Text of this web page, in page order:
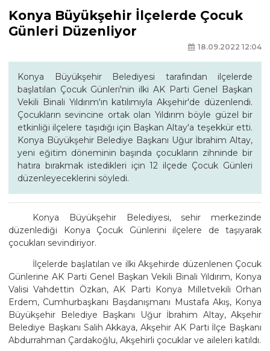
Konya Büyükşehir İlçelerde Çocuk
Günleri Düzenliyor
18.09.2022 12:04
Konya Büyükşehir Belediyesi tarafından ilçelerde
başlatılan Çocuk Günleri'nin ilki AK Parti Genel Başkan
Vekili Binali Yıldırım'ın katılımıyla Akşehir'de düzenlendi.
Çocukların sevincine ortak olan Yıldırım böyle güzel bir
etkinliği ilçelere taşıdığı için Başkan Altay'a teşekkür etti.
Konya Büyükşehir Belediye Başkanı Uğur İbrahim Altay,
yeni eğitim döneminin başında çocukların zihninde bir
hatıra bırakmak istedikleri için 12 ilçede Çocuk Günleri
düzenleyeceklerini söyledi.
Konya Büyükşehir Belediyesi, sehir merkezinde
düzenlediği Konya Çocuk Günlerini ilçelere de taşıyarak
çocukları sevindiriyor.
İlçelerde başlatılan ve ilki Akşehirde düzenlenen Çocuk
Günlerine AK Parti Genel Başkan Vekili Binali Yıldırım, Konya
Valisi Vahdettin Özkan, AK Parti Konya Milletvekili Orhan
Erdem, Cumhurbaşkanı Başdanışmanı Mustafa Akış, Konya
Büyükşehir Belediye Başkanı Uğur İbrahim Altay, Akşehir
Belediye Başkanı Salih Akkaya, Akşehir AK Parti İlçe Başkanı
Abdurrahman Çardakoğlu, Akşehirli çocuklar ve aileleri katıldı.